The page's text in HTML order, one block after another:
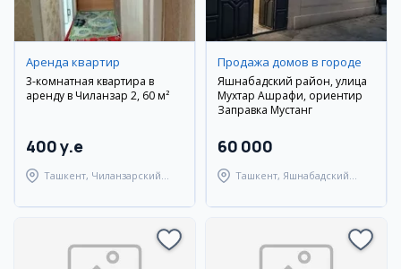
Аренда квартир
3-комнатная квартира в
аренду в Чиланзар 2, 60 м²
400 y.e
Ташкент, Чиланзарский
Продажа домов в городе
Яшнабадский район, улица
Мухтар Ашрафи, ориентир
Заправка Мустанг
60 000
Ташкент, Яшнабадский